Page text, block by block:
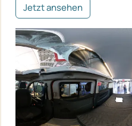
Jetzt ansehen